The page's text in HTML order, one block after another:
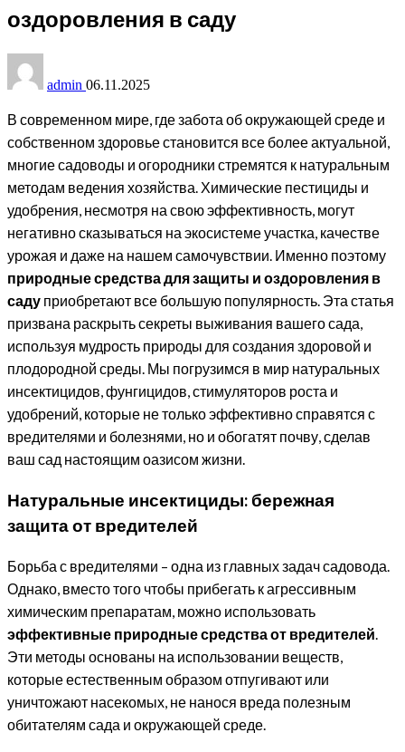
оздоровления в саду
admin 06.11.2025
В современном мире, где забота об окружающей среде и
собственном здоровье становится все более актуальной,
многие садоводы и огородники стремятся к натуральным
методам ведения хозяйства. Химические пестициды и
удобрения, несмотря на свою эффективность, могут
негативно сказываться на экосистеме участка, качестве
урожая и даже на нашем самочувствии. Именно поэтому
природные средства для защиты и оздоровления в
саду приобретают все большую популярность. Эта статья
призвана раскрыть секреты выживания вашего сада,
используя мудрость природы для создания здоровой и
плодородной среды. Мы погрузимся в мир натуральных
инсектицидов, фунгицидов, стимуляторов роста и
удобрений, которые не только эффективно справятся с
вредителями и болезнями, но и обогатят почву, сделав
ваш сад настоящим оазисом жизни.
Натуральные инсектициды: бережная
защита от вредителей
Борьба с вредителями – одна из главных задач садовода.
Однако, вместо того чтобы прибегать к агрессивным
химическим препаратам, можно использовать
эффективные природные средства от вредителей.
Эти методы основаны на использовании веществ,
которые естественным образом отпугивают или
уничтожают насекомых, не нанося вреда полезным
обитателям сада и окружающей среде.